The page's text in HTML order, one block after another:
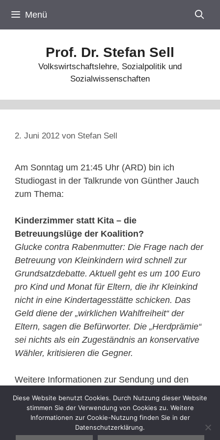
Inhalt
springen
Menü
Prof. Dr. Stefan Sell
Volkswirtschaftslehre, Sozialpolitik und
Sozialwissenschaften
2. Juni 2012 von Stefan Sell
Am Sonntag um 21:45 Uhr (ARD) bin ich
Studiogast in der Talkrunde von Günther Jauch
zum Thema:
Kinderzimmer statt Kita – die
Betreuungslüge der Koalition?
Glucke contra Rabenmutter: Die Frage nach der
Betreuung von Kleinkindern wird schnell zur
Grundsatzdebatte. Aktuell geht es um 100 Euro
pro Kind und Monat für Eltern, die ihr Kleinkind
nicht in eine Kindertagesstätte schicken. Das
Geld diene der „wirklichen Wahlfreiheit“ der
Eltern, sagen die Befürworter. Die „Herdprämie“
sei nichts als ein Zugeständnis an konservative
Wähler, kritisieren die Gegner.
Weitere Informationen zur Sendung und den
hier:http://daserste.ndr.de/guentherjauch/
Kategorien
Sell
Diese Website benutzt Cookies. Durch Nutzung dieser Website
stimmen Sie der Verwendung von Cookies zu. Weitere
Informationen zur Cookie-Nutzung finden Sie in der
Datenschutzerklärung.